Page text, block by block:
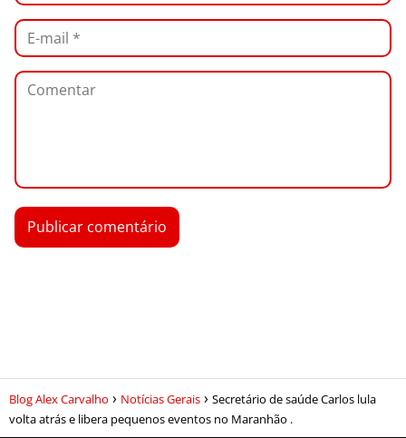
Blog Alex Carvalho Notícias Gerais
Secretário de saúde Carlos lula
volta atrás e libera pequenos eventos no Maranhão .